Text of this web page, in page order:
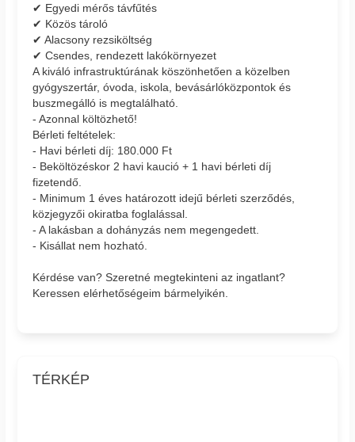
✔ Egyedi mérős távfűtés
✔ Közös tároló
✔ Alacsony rezsiköltség
✔ Csendes, rendezett lakókörnyezet
A kiváló infrastruktúrának köszönhetően a közelben
gyógyszertár, óvoda, iskola, bevásárlóközpontok és
buszmegálló is megtalálható.
- Azonnal költözhető!
Bérleti feltételek:
- Havi bérleti díj: 180.000 Ft
- Beköltözéskor 2 havi kaució + 1 havi bérleti díj
fizetendő.
- Minimum 1 éves határozott idejű bérleti szerződés,
közjegyzői okiratba foglalással.
- A lakásban a dohányzás nem megengedett.
- Kisállat nem hozható.
Kérdése van? Szeretné megtekinteni az ingatlant?
Keressen elérhetőségeim bármelyikén.
TÉRKÉP